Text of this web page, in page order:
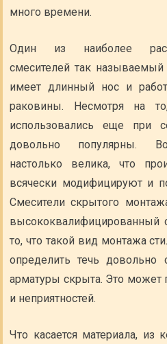
много времени.
Один из наиболее
смесителей так называемый
имеет длинный нос и
раковины. Несмотря на
использовались еще при
довольно популярны.
настолько велика, что
всячески модифицируют и
Смесители скрытого
высококвалифицированный
то, что такой вид монтажа
определить течь довольно
арматуры скрыта. Это может
и неприятностей.
Что касается материала, из